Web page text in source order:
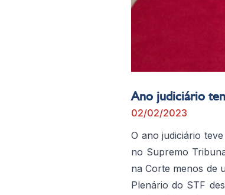
Ano judiciário
02/02/2023
O ano judiciário
no Supremo
na Corte menos de
Plenário do STF